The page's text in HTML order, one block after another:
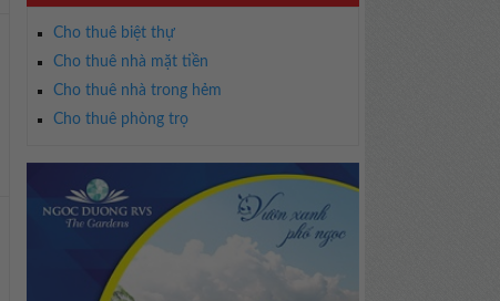
Cho thuê biệt thự
Cho thuê nhà mặt tiền
Cho thuê nhà trong hẻm
Cho thuê phòng trọ